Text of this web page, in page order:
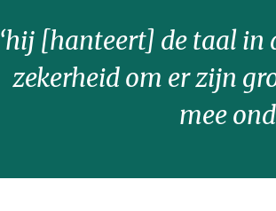
‘hij [hanteert] de taal in
zekerheid om er zijn
mee